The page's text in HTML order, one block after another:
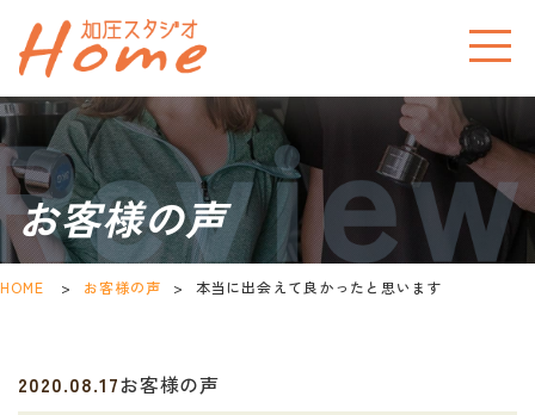
お客様の声
HOME > お客様の声 > 本当に出会えて良かったと思います
2020.08.17お客様の声